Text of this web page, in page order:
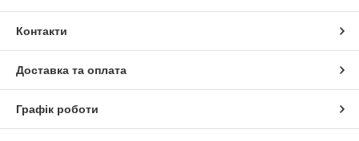
Контакти
Доставка та оплата
Графік роботи